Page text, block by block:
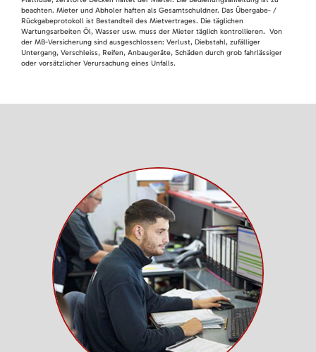
beachten. Mieter und Abholer haften als Gesamtschuldner. Das Übergabe- /
Rückgabeprotokoll ist Bestandteil des Mietvertrages. Die täglichen
Wartungsarbeiten Öl, Wasser usw. muss der Mieter täglich kontrollieren. Von
der MB-Versicherung sind ausgeschlossen: Verlust, Diebstahl, zufälliger
Untergang, Verschleiss, Reifen, Anbaugeräte, Schäden durch grob fahrlässiger
oder vorsätzlicher Verursachung eines Unfalls.